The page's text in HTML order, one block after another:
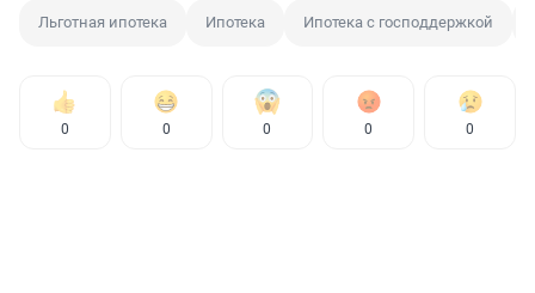
Льготная ипотека Ипотека Ипотека с господдержкой
0 0 0 0 0